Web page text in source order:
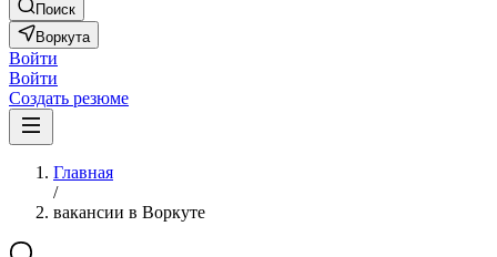
Поиск
Воркута
Войти
Войти
Создать резюме
Главная
/
вакансии в Воркуте